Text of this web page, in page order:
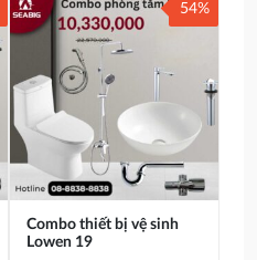
gốc
17.550.000 ₫.
hiện
là:
6.250.000 ₫.
Combo thiết bị vệ sinh
Lowen 19
54%